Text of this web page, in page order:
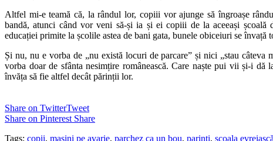
Altfel mi-e teamă că, la rândul lor, copiii vor ajunge să îngroașe
bandă, atunci când vor veni să-și ia și ei copiii de la aceeași școală
educației primite la școlile astea de bani gata, bunele obiceiuri se învață
Și nu, nu e vorba de „nu există locuri de parcare” și nici „stau câteva
vorba doar de sfânta nesimțire românească. Care naște pui vii și-i dă
învăța să fie altfel decât părinții lor.
Share on TwitterTweet
Share on Pinterest Share
Tags: copii, mașini pe avarie, parchez ca un bou, parinti, școala evreiască